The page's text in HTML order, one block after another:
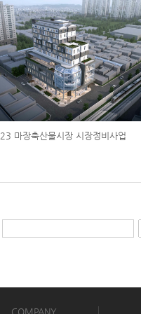
마장축산물시장 시장정비사업
COMPANY